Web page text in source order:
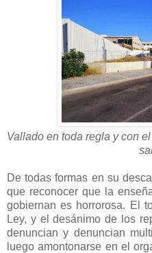
Vallado en toda regla y con
De todas formas en su
que reconocer que la
gobiernan es horrorosa. El
Ley, y el desánimo de los
denuncian y denuncian
luego amontonarse en el